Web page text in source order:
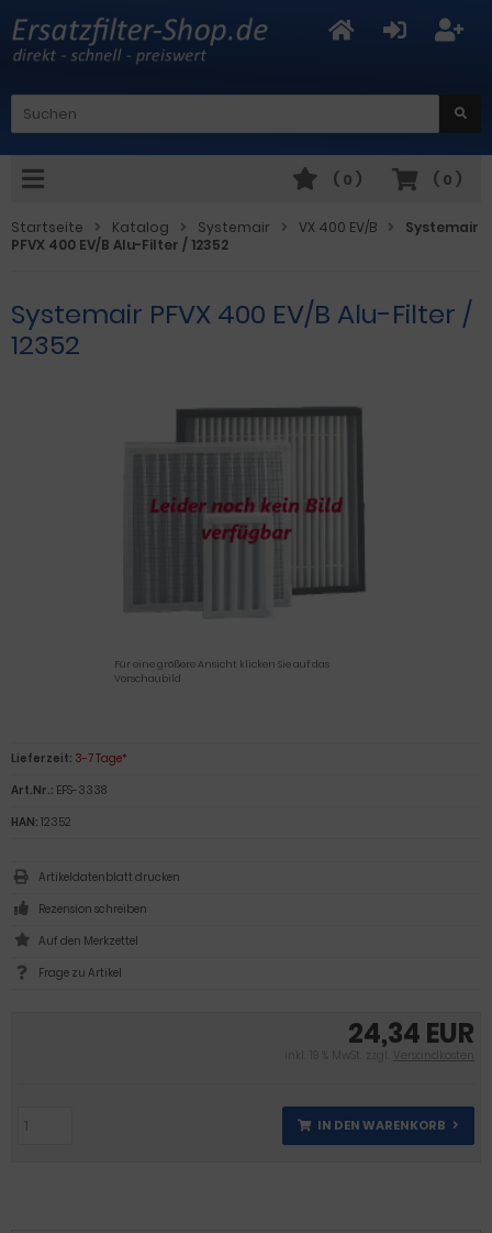
( 0 )
( 0 )
Startseite Katalog Systemair VX 400 EV/B
Systemair
PFVX 400 EV/B Alu-Filter / 12352
Systemair PFVX 400 EV/B Alu-Filter /
12352
Für eine größere Ansicht klicken Sie auf das
Vorschaubild
24,34 EUR
inkl. 19 % MwSt. zzgl. Versandkosten
IN DEN WARENKORB
Lieferzeit: 3-7 Tage*
Art.Nr.: EFS-3338
HAN: 12352
Artikeldatenblatt drucken
Rezension schreiben
Frage zu Artikel